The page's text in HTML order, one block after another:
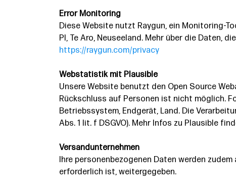
Error Monitoring
Diese Website nutzt Raygun, ein Monitoring-
Pl, Te Aro, Neuseeland. Mehr über die Daten,
https://raygun.com/privacy
Webstatistik mit Plausible
Unsere Website benutzt den Open Source
Rückschluss auf Personen ist nicht möglich.
Betriebssystem, Endgerät, Land. Die
Abs. 1 lit. f DSGVO). Mehr Infos zu Plausible
Versandunternehmen
Ihre personenbezogenen Daten werden
erforderlich ist, weitergegeben.